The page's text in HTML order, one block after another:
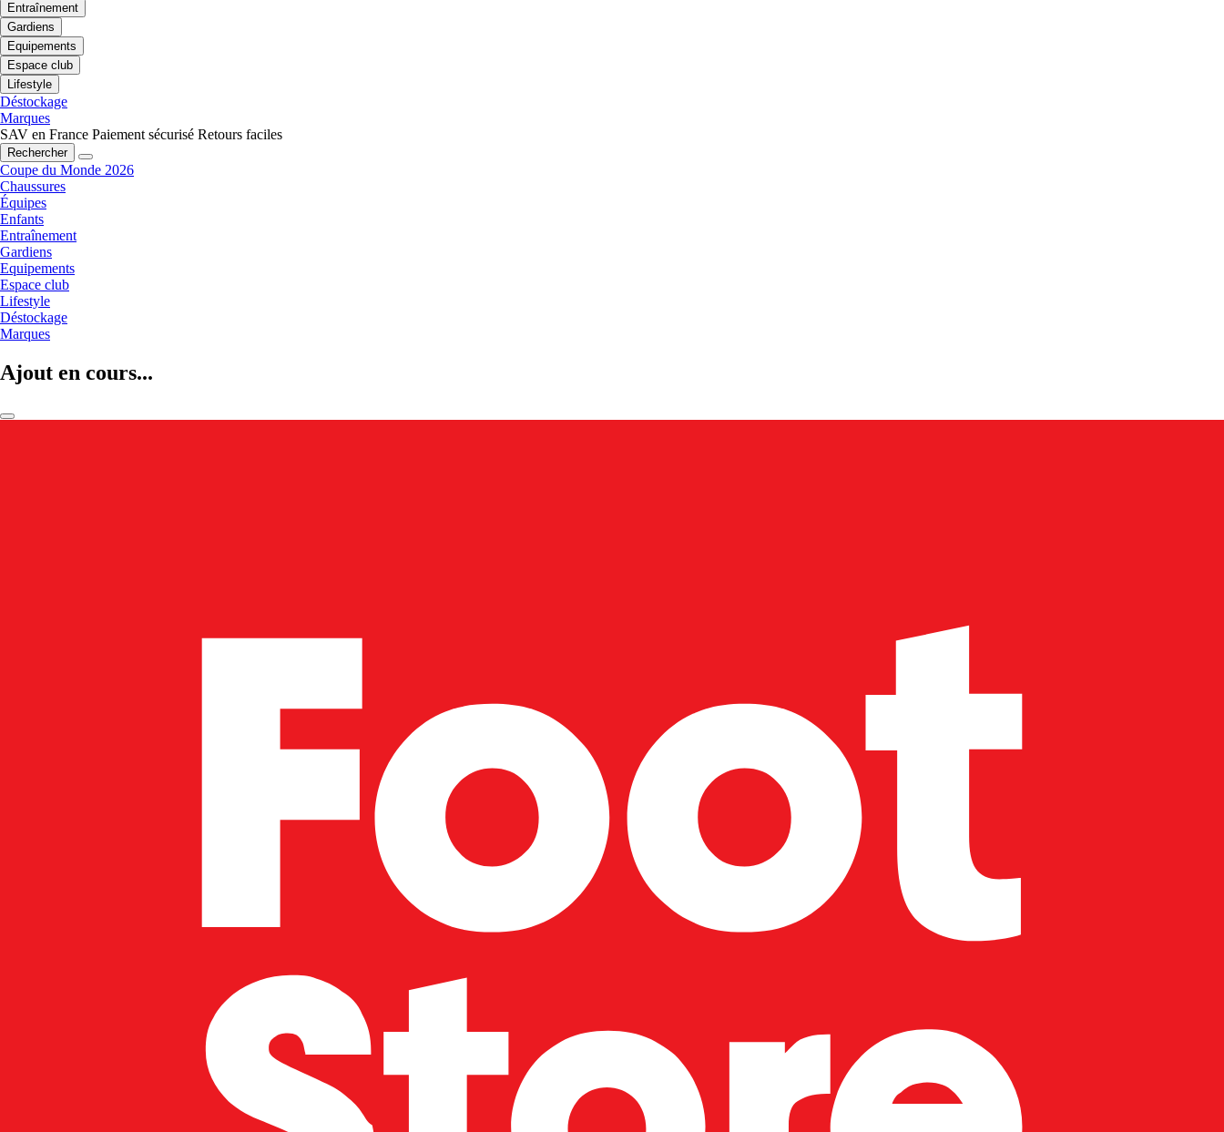
Entraînement
Gardiens
Equipements
Espace club
Lifestyle
Déstockage
Marques
SAV en France Paiement sécurisé Retours faciles
Rechercher
Coupe du Monde 2026
Chaussures
Équipes
Enfants
Entraînement
Gardiens
Equipements
Espace club
Lifestyle
Déstockage
Marques
Ajout en cours...